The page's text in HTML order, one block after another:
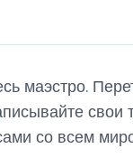
маэстро.
свои
со всем